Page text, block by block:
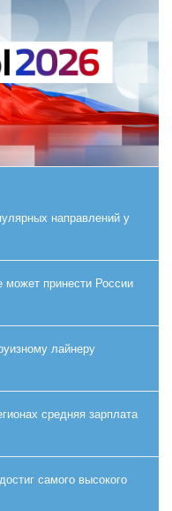
направлений у
может принести России
лайнеру
средняя зарплата
самого высокого